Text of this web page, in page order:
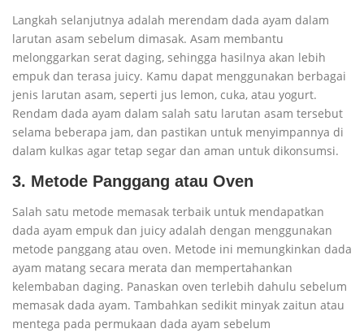
Langkah selanjutnya adalah merendam dada ayam dalam
larutan asam sebelum dimasak. Asam membantu
melonggarkan serat daging, sehingga hasilnya akan lebih
empuk dan terasa juicy. Kamu dapat menggunakan berbagai
jenis larutan asam, seperti jus lemon, cuka, atau yogurt.
Rendam dada ayam dalam salah satu larutan asam tersebut
selama beberapa jam, dan pastikan untuk menyimpannya di
dalam kulkas agar tetap segar dan aman untuk dikonsumsi.
3. Metode Panggang atau Oven
Salah satu metode memasak terbaik untuk mendapatkan
dada ayam empuk dan juicy adalah dengan menggunakan
metode panggang atau oven. Metode ini memungkinkan dada
ayam matang secara merata dan mempertahankan
kelembaban daging. Panaskan oven terlebih dahulu sebelum
memasak dada ayam. Tambahkan sedikit minyak zaitun atau
mentega pada permukaan dada ayam sebelum